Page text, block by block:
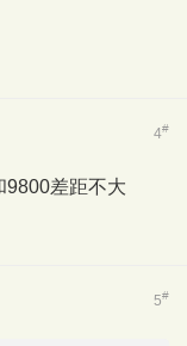
4#
9800差距不大
5#